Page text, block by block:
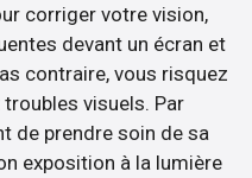
corriger votre vision,
devant un écran et
contraire, vous risquez
visuels. Par
de prendre soin de sa
exposition à la lumière